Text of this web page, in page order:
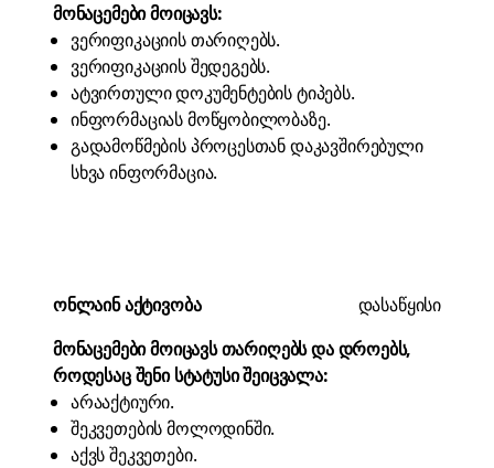
მონაცემები მოიცავს:
ვერიფიკაციის თარიღებს.
ვერიფიკაციის შედეგებს.
ატვირთული დოკუმენტების ტიპებს.
ინფორმაციას მოწყობილობაზე.
გადამოწმების პროცესთან დაკავშირებული
სხვა ინფორმაცია.
ონლაინ აქტივობა
დასაწყისი
მონაცემები მოიცავს თარიღებს და დროებს,
როდესაც შენი სტატუსი შეიცვალა:
არააქტიური.
შეკვეთების მოლოდინში.
აქვს შეკვეთები.